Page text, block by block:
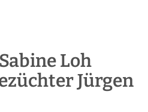
Loh
Jürgen